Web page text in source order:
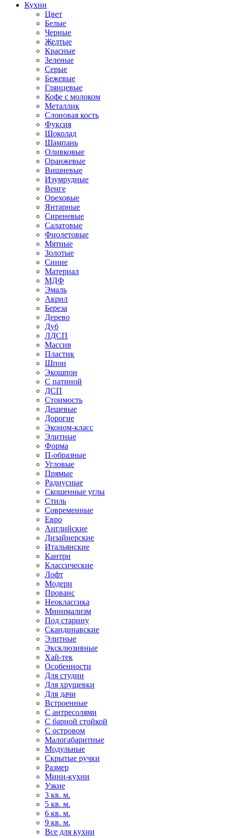
Кухни
Цвет
Белые
Черные
Желтые
Красные
Зеленые
Серые
Бежевые
Глянцевые
Кофе с молоком
Металлик
Слоновая кость
Фуксия
Шоколад
Шампань
Оливковые
Оранжевые
Вишневые
Изумрудные
Венге
Ореховые
Янтарные
Сиреневые
Салатовые
Фиолетовые
Мятные
Золотые
Синие
Материал
МДФ
Эмаль
Акрил
Береза
Дерево
Дуб
ЛДСП
Массив
Пластик
Шпон
Экошпон
С патиной
ДСП
Стоимость
Дешевые
Дорогие
Эконом-класс
Элитные
Форма
П-образные
Угловые
Прямые
Радиусные
Скошенные углы
Стиль
Современные
Евро
Английские
Дизайнерские
Итальянские
Кантри
Классические
Лофт
Модерн
Прованс
Неоклассика
Минимализм
Под старину
Скандинавские
Элитные
Эксклюзивные
Хай-тек
Особенности
Для студии
Для хрущевки
Для дачи
Встроенные
С антресолями
С барной стойкой
С островом
Малогабаритные
Модульные
Скрытые ручки
Размер
Мини-кухни
Узкие
3 кв. м.
5 кв. м.
6 кв. м.
9 кв. м.
Все для кухни